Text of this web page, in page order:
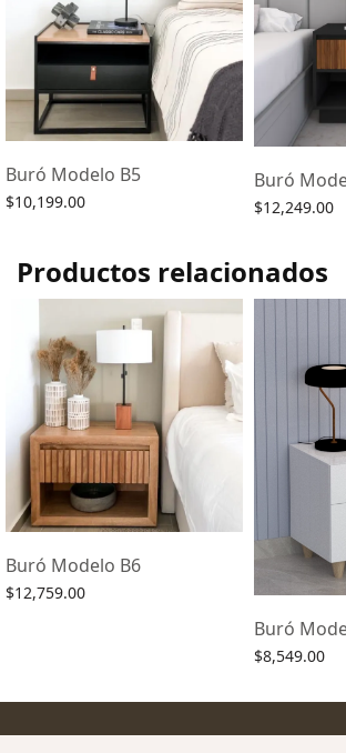
Buró Modelo B5
$10,199.00
Buró
$12,249.00
Productos relacionados
Buró Modelo B6
$12,759.00
Buró
$8,549.00